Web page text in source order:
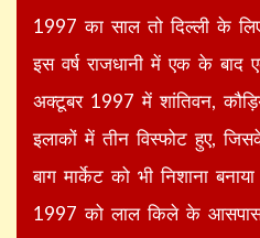
1997 का साल तो दिल्ली के
इस वर्ष राजधानी में एक के बाद
अक्टूबर 1997 में शांतिवन,
इलाकों में तीन विस्फोट हुए,
बाग मार्केट को भी निशाना
1997 को लाल किले के आसपास